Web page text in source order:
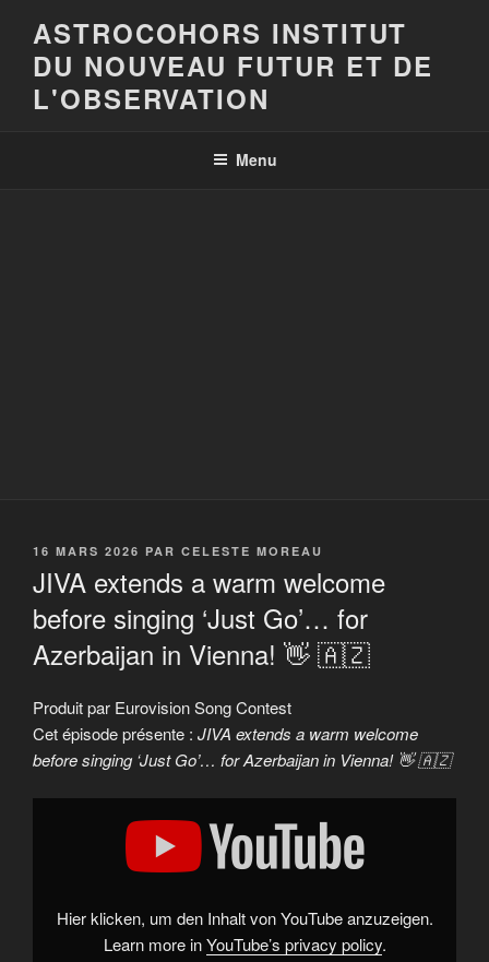
contenu
principal
ASTROCOHORS INSTITUT
DU NOUVEAU FUTUR ET DE
L'OBSERVATION
Menu
PUBLIÉ
16 MARS 2026 PAR CELESTE MOREAU
JIVA extends a warm welcome
before singing ‘Just Go’… for
Azerbaijan in Vienna! 👋 🇦🇿
Produit par Eurovision Song Contest
Cet épisode présente : JIVA extends a warm welcome
before singing ‘Just Go’… for Azerbaijan in Vienna! 👋 🇦🇿
Display
singing
'JustHier klicken, um den Inhalt von YouTube anzuzeigen.
Learn more inYouTube’s privacy policy.